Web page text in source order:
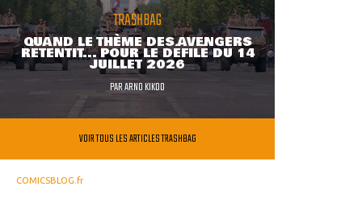
TRASHBAG
QUAND LE THÈME DES AVENGERS
RETENTIT... POUR LE DÉFILÉ DU 14
JUILLET 2026
PARARNO KIKOO
VOIR TOUS LES ARTICLES TRASHBAG
COMICSBLOG.fr